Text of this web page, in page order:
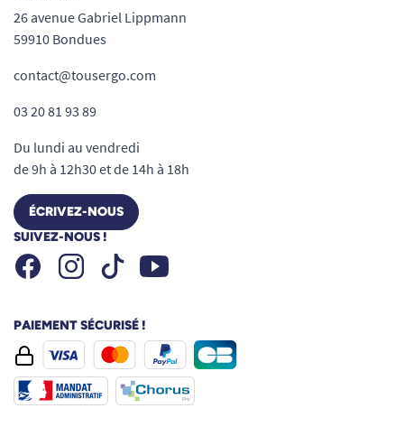
26 avenue Gabriel Lippmann
59910 Bondues
contact@tousergo.com
03 20 81 93 89
Du lundi au vendredi
de 9h à 12h30 et de 14h à 18h
ÉCRIVEZ-NOUS
SUIVEZ-NOUS !
FacebookInstagramTiktok Youtube
PAIEMENT SÉCURISÉ !